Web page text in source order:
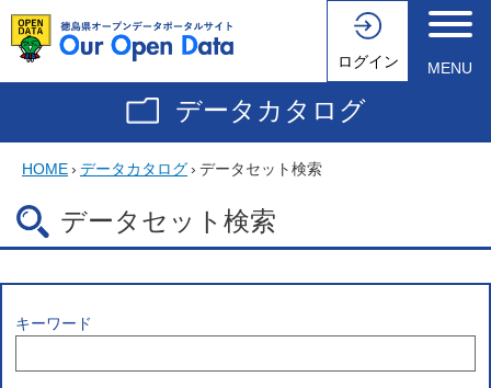
ログイン MENU
データカタログ
HOME› データカタログ› データセット検索
データセット検索
キーワード